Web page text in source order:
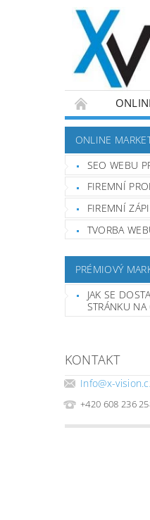
ONLINE
SEO WEBU
FIREMNÍ
FIREMNÍ
TVORBA
PRÉMIOVÝ
JAK SE
STRÁNKU
KONTAKT
Info@x-
+420 608 236